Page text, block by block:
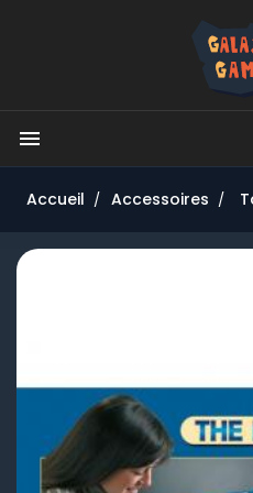

Accueil Accessoires